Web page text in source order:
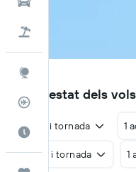
Rastrejador
El millor moment
JTR
Vols i estat dels
Anada i tornada 1
Anada i tornada 1